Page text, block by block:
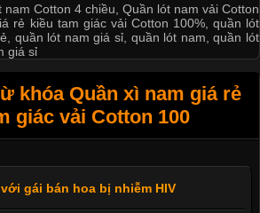
nam Cotton 4 chiều Quần lót nam vải Cotton
rẻ kiều tam giác vải Cotton 100%, quần lót
quần lót nam giá sỉ quần lót nam ,quần lót
giá sỉ
khóa Quần xì nam giá rẻ
giác vải Cotton 100
gái bán hoa bị nhiễm HIV